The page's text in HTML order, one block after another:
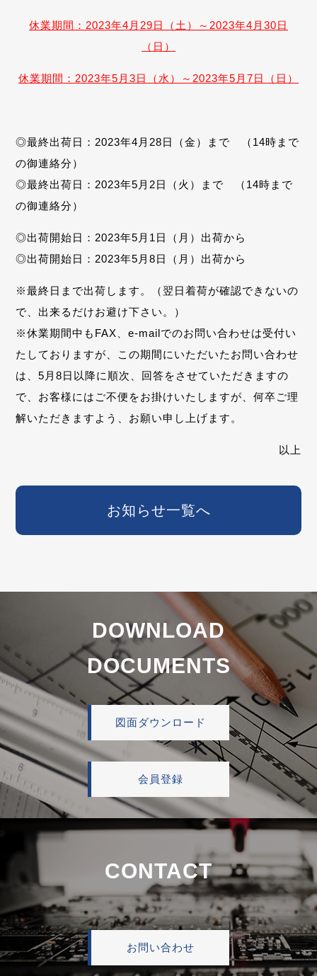
休業期間：2023年4月29日（土）～2023年4月30日
（日）
休業期間：2023年5月3日（水）～2023年5月7日（日）
◎最終出荷日：2023年4月28日（金）まで （14時まで
の御連絡分）
◎最終出荷日：2023年5月2日（火）まで （14時まで
の御連絡分）
◎出荷開始日：2023年5月1日（月）出荷から
◎出荷開始日：2023年5月8日（月）出荷から
※最終日まで出荷します。（翌日着荷が確認できないの
で、出来るだけお避け下さい。）
※休業期間中もFAX、e-mailでのお問い合わせは受付い
たしておりますが、 この期間にいただいたお問い合わせ
は、5月8日以降に順次、回答をさせて いただきますの
で、お客様にはご不便をお掛けいたしますが、何卒ご理
解いただきますよう、お願い申し上げます。
以上
お知らせ一覧へ
DOWNLOAD
DOCUMENTS
図面ダウンロード
会員登録
CONTACT
お問い合わせ